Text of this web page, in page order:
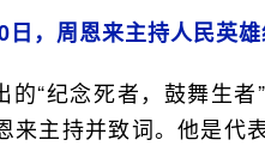
，周恩来主持人民英雄
的“纪念死者，鼓舞生
来主持并致词。他是代